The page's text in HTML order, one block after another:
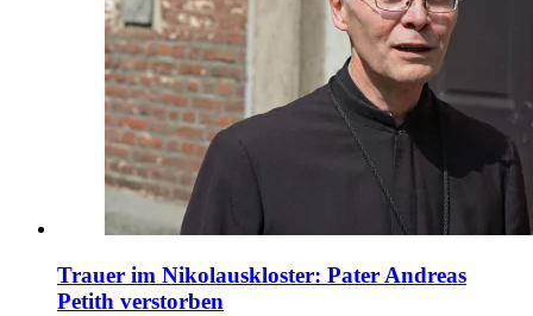
Trauer im Nikolauskloster: Pater Andreas
Petith verstorben